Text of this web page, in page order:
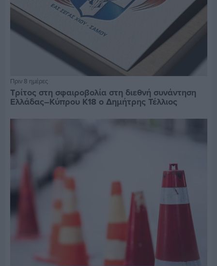
Πριν 8 ημέρες
Τρίτος στη σφαιροβολία στη διεθνή συνάντηση
Ελλάδας–Κύπρου Κ18 ο Δημήτρης Τέλλιος